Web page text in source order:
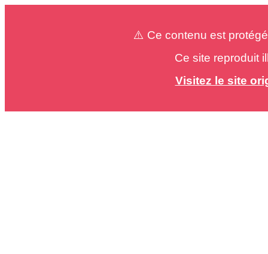
⚠️ Ce contenu est
Ce site reproduit
Visitez le site